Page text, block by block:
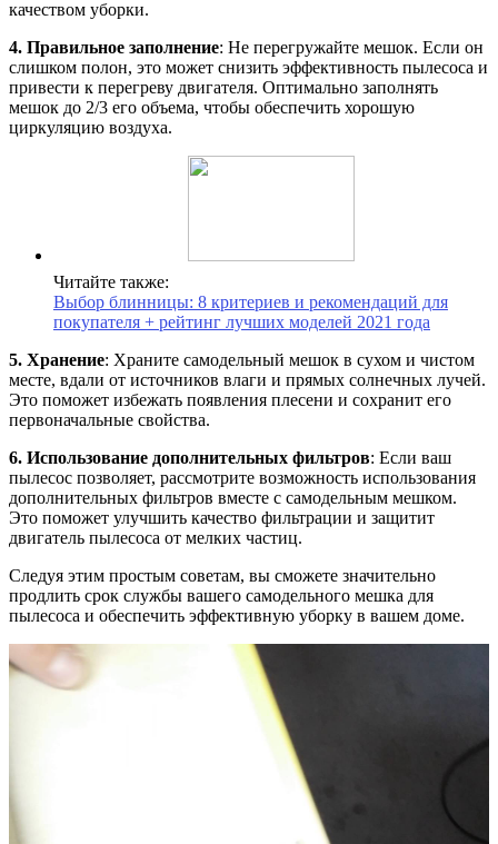
качеством уборки.
4. Правильное заполнение: Не перегружайте мешок. Если он
слишком полон, это может снизить эффективность пылесоса и
привести к перегреву двигателя. Оптимально заполнять
мешок до 2/3 его объема, чтобы обеспечить хорошую
циркуляцию воздуха.
Читайте также:
Выбор блинницы: 8 критериев и рекомендаций для
покупателя + рейтинг лучших моделей 2021 года
5. Хранение: Храните самодельный мешок в сухом и чистом
месте, вдали от источников влаги и прямых солнечных лучей.
Это поможет избежать появления плесени и сохранит его
первоначальные свойства.
6. Использование дополнительных фильтров: Если ваш
пылесос позволяет, рассмотрите возможность использования
дополнительных фильтров вместе с самодельным мешком.
Это поможет улучшить качество фильтрации и защитит
двигатель пылесоса от мелких частиц.
Следуя этим простым советам, вы сможете значительно
продлить срок службы вашего самодельного мешка для
пылесоса и обеспечить эффективную уборку в вашем доме.